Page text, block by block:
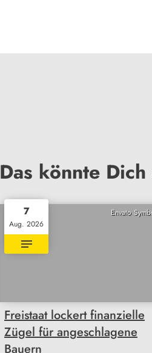
Das könnte
Envato
7
Aug. 2026
Freistaat lockert finanzielle
Zügel für angeschlagene
Bauern